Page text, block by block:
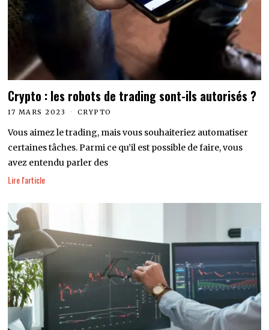
Crypto : les robots de trading sont-ils autorisés ?
17 MARS 2023 CRYPTO
Vous aimez le trading, mais vous souhaiteriez automatiser
certaines tâches. Parmi ce qu’il est possible de faire, vous
avez entendu parler des
Lire l'article